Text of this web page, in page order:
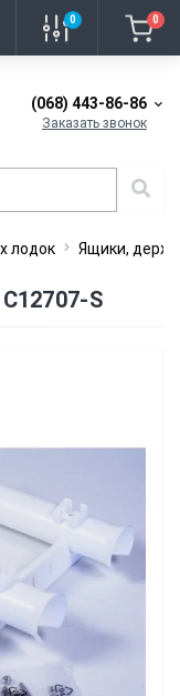
0 0
(068) 443-86-86
Заказать звонок
лодок Ящики,
S